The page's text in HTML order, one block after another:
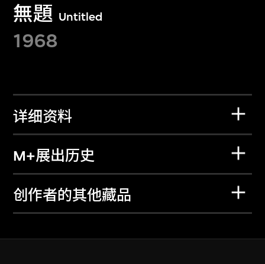
無題 Untitled
1968
详细资料
M+展出历史
创作者的其他藏品